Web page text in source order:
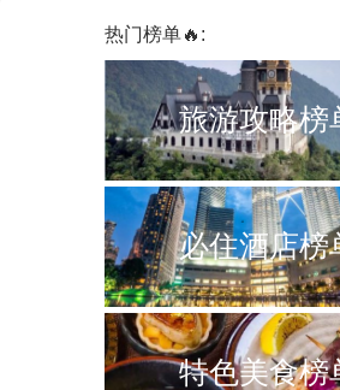
热门榜单🔥:
旅游攻略榜
必住酒店榜
特色美食榜